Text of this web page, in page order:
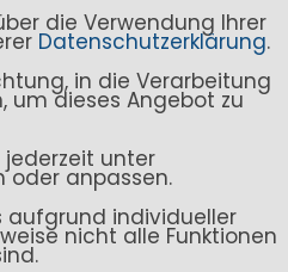
die Verwendung Ihrer
Datenschutzerklärung.
in die Verarbeitung
um dieses Angebot zu
jederzeit unter
oder anpassen.
aufgrund individueller
nicht alle Funktionen